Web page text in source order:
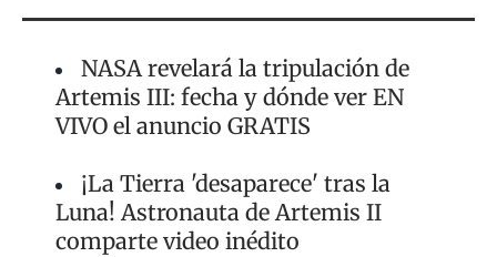
NASA revelará la tripulación de
Artemis III: fecha y dónde ver EN
VIVO el anuncio GRATIS
¡La Tierra 'desaparece' tras la
Luna! Astronauta de Artemis II
comparte video inédito